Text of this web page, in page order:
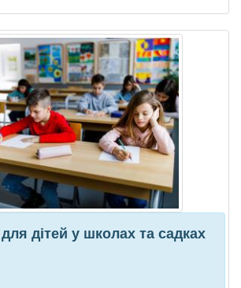
дітей у школах та садках